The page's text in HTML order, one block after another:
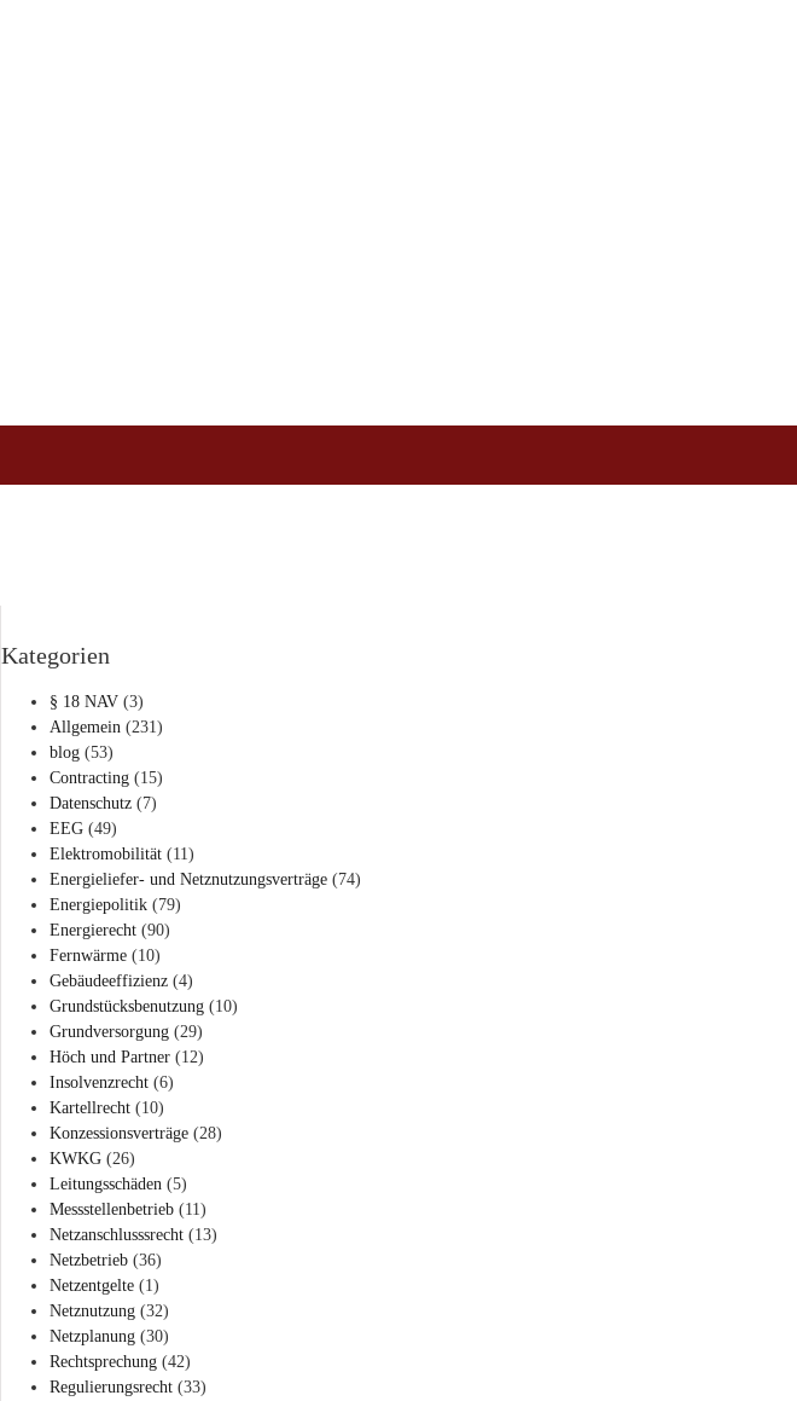
Kategorien
§ 18 NAV (3)
Allgemein (231)
blog (53)
Contracting (15)
Datenschutz (7)
EEG (49)
Elektromobilität (11)
Energieliefer- und Netznutzungsverträge (74)
Energiepolitik (79)
Energierecht (90)
Fernwärme (10)
Gebäudeeffizienz (4)
Grundstücksbenutzung (10)
Grundversorgung (29)
Höch und Partner (12)
Insolvenzrecht (6)
Kartellrecht (10)
Konzessionsverträge (28)
KWKG (26)
Leitungsschäden (5)
Messstellenbetrieb (11)
Netzanschlusssrecht (13)
Netzbetrieb (36)
Netzentgelte (1)
Netznutzung (32)
Netzplanung (30)
Rechtsprechung (42)
Regulierungsrecht (33)